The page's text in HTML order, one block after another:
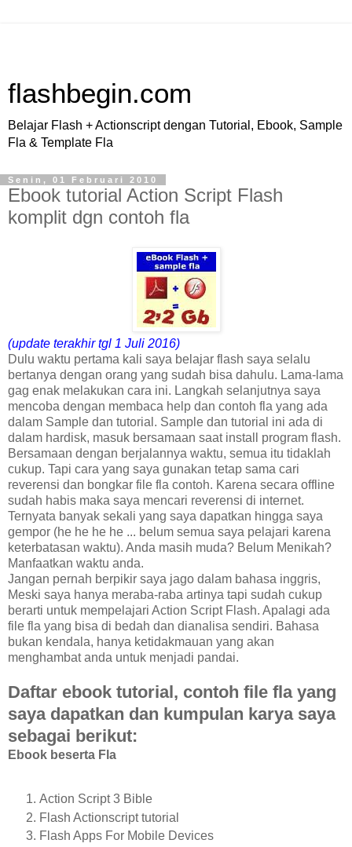
flashbegin.com
Belajar Flash + Actionscript dengan Tutorial, Ebook, Sample
Fla & Template Fla
Senin, 01 Februari 2010
Ebook tutorial Action Script Flash
komplit dgn contoh fla
(update terakhir tgl 1 Juli 2016)
Dulu waktu pertama kali saya belajar flash saya selalu
bertanya dengan orang yang sudah bisa dahulu. Lama-lama
gag enak melakukan cara ini. Langkah selanjutnya saya
mencoba dengan membaca help dan contoh fla yang ada
dalam Sample dan tutorial. Sample dan tutorial ini ada di
dalam hardisk, masuk bersamaan saat install program flash.
Bersamaan dengan berjalannya waktu, semua itu tidaklah
cukup. Tapi cara yang saya gunakan tetap sama cari
reverensi dan bongkar file fla contoh. Karena secara offline
sudah habis maka saya mencari reverensi di internet.
Ternyata banyak sekali yang saya dapatkan hingga saya
gempor (he he he he ... belum semua saya pelajari karena
keterbatasan waktu). Anda masih muda? Belum Menikah?
Manfaatkan waktu anda.
Jangan pernah berpikir saya jago dalam bahasa inggris,
Meski saya hanya meraba-raba artinya tapi sudah cukup
berarti untuk mempelajari Action Script Flash. Apalagi ada
file fla yang bisa di bedah dan dianalisa sendiri. Bahasa
bukan kendala, hanya ketidakmauan yang akan
menghambat anda untuk menjadi pandai.
Daftar ebook tutorial, contoh file fla yang
saya dapatkan dan kumpulan karya saya
sebagai berikut:
Ebook beserta Fla
Action Script 3 Bible
Flash Actionscript tutorial
Flash Apps For Mobile Devices